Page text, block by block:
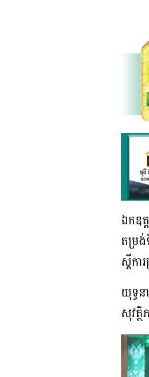
ឯកឧ
តម្រ
ស្តីក
យុទ្ធ
សុវត្